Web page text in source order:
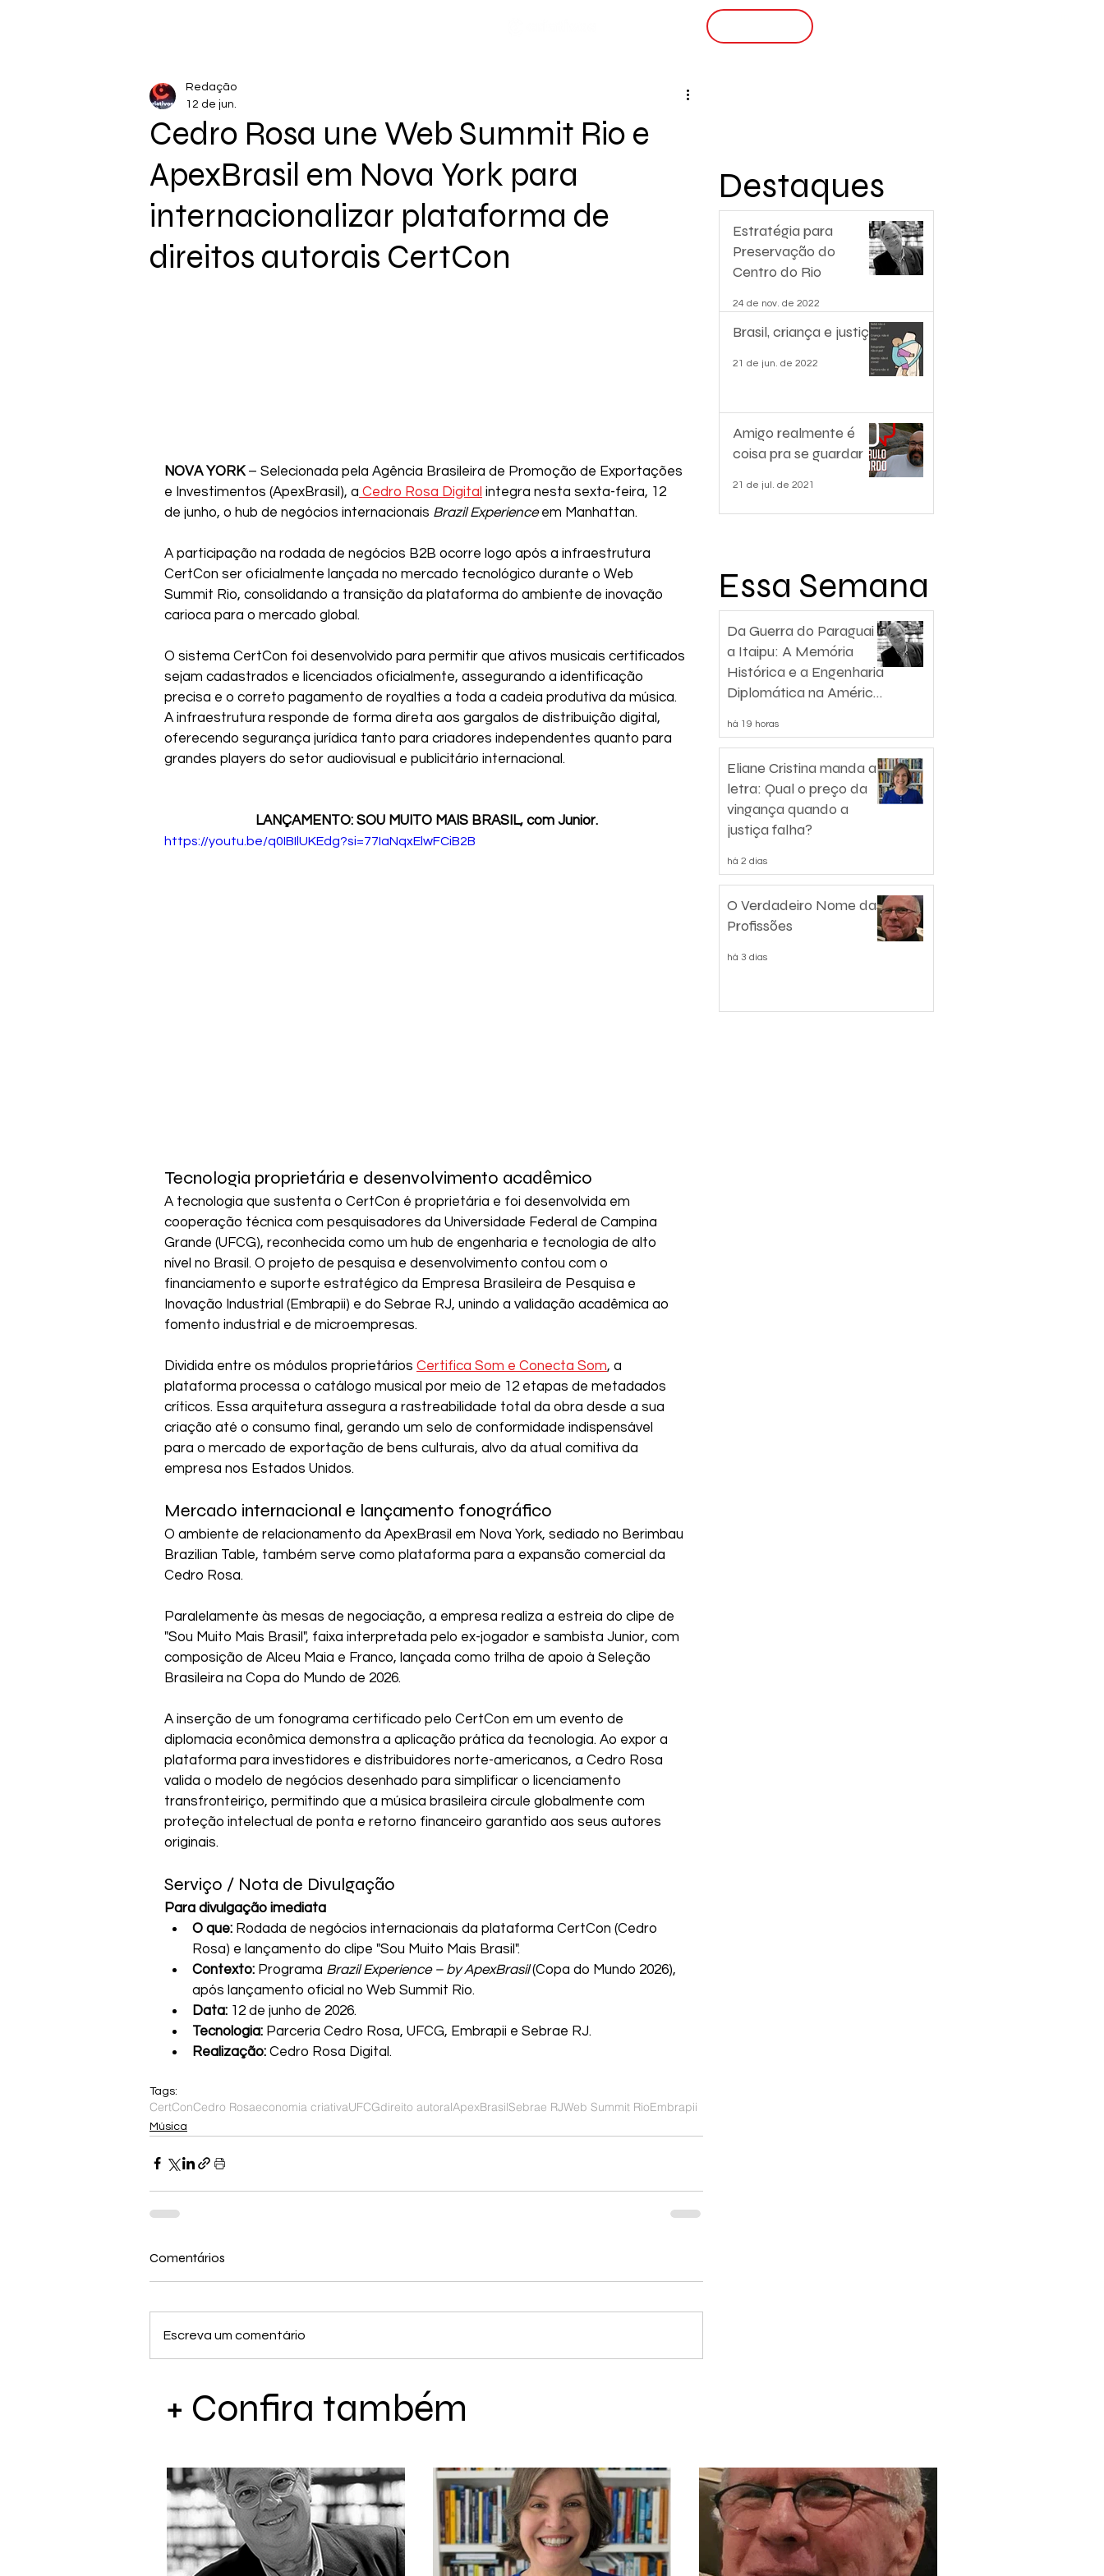
Cedro Rosa une Web Summit Rio e
ApexBrasil em Nova York para
internacionalizar plataforma de
direitos autorais CertCon
Redação
12 de jun.
NOVA YORK – Selecionada pela Agência Brasileira de Promoção de Exportações
e Investimentos (ApexBrasil), a Cedro Rosa Digital integra nesta sexta-feira, 12
de junho, o hub de negócios internacionais Brazil Experience em Manhattan.
A participação na rodada de negócios B2B ocorre logo após a infraestrutura
CertCon ser oficialmente lançada no mercado tecnológico durante o Web
Summit Rio, consolidando a transição da plataforma do ambiente de inovação
carioca para o mercado global.
O sistema CertCon foi desenvolvido para permitir que ativos musicais certificados
sejam cadastrados e licenciados oficialmente, assegurando a identificação
precisa e o correto pagamento de royalties a toda a cadeia produtiva da música.
A infraestrutura responde de forma direta aos gargalos de distribuição digital,
oferecendo segurança jurídica tanto para criadores independentes quanto para
grandes players do setor audiovisual e publicitário internacional.
LANÇAMENTO: SOU MUITO MAIS BRASIL, com Junior.
https://youtu.be/q0IBIlUKEdg?si=77IaNqxElwFCiB2B
Tecnologia proprietária e desenvolvimento acadêmico
A tecnologia que sustenta o CertCon é proprietária e foi desenvolvida em
cooperação técnica com pesquisadores da Universidade Federal de Campina
Grande (UFCG), reconhecida como um hub de engenharia e tecnologia de alto
nível no Brasil. O projeto de pesquisa e desenvolvimento contou com o
financiamento e suporte estratégico da Empresa Brasileira de Pesquisa e
Inovação Industrial (Embrapii) e do Sebrae RJ, unindo a validação acadêmica ao
fomento industrial e de microempresas.
Dividida entre os módulos proprietários Certifica Som e Conecta Som, a
plataforma processa o catálogo musical por meio de 12 etapas de metadados
críticos. Essa arquitetura assegura a rastreabilidade total da obra desde a sua
criação até o consumo final, gerando um selo de conformidade indispensável
para o mercado de exportação de bens culturais, alvo da atual comitiva da
empresa nos Estados Unidos.
Mercado internacional e lançamento fonográfico
O ambiente de relacionamento da ApexBrasil em Nova York, sediado no Berimbau
Brazilian Table, também serve como plataforma para a expansão comercial da
Cedro Rosa.
Paralelamente às mesas de negociação, a empresa realiza a estreia do clipe de
"Sou Muito Mais Brasil", faixa interpretada pelo ex-jogador e sambista Junior, com
composição de Alceu Maia e Franco, lançada como trilha de apoio à Seleção
Brasileira na Copa do Mundo de 2026.
A inserção de um fonograma certificado pelo CertCon em um evento de
diplomacia econômica demonstra a aplicação prática da tecnologia. Ao expor a
plataforma para investidores e distribuidores norte-americanos, a Cedro Rosa
valida o modelo de negócios desenhado para simplificar o licenciamento
transfronteiriço, permitindo que a música brasileira circule globalmente com
proteção intelectual de ponta e retorno financeiro garantido aos seus autores
originais.
Serviço / Nota de Divulgação
Para divulgação imediata
O que: Rodada de negócios internacionais da plataforma CertCon (Cedro
Rosa) e lançamento do clipe "Sou Muito Mais Brasil".
Contexto: Programa Brazil Experience – by ApexBrasil (Copa do Mundo 2026),
após lançamento oficial no Web Summit Rio.
Data: 12 de junho de 2026.
Tecnologia: Parceria Cedro Rosa, UFCG, Embrapii e Sebrae RJ.
Realização: Cedro Rosa Digital.
Tags:
CertConCedro Rosaeconomia criativaUFCGdireito autoralApexBrasilSebrae RJWeb Summit RioEmbrapii
Música
Comentários
Escreva um comentário
Estratégia para
Preservação do
Centro do Rio
24 de nov. de 2022
Brasil, criança e justiça.
21 de jun. de 2022
Amigo realmente é
coisa pra se guardar
21 de jul. de 2021
+ Confira também
Destaques
Da Guerra do Paraguai
a Itaipu: A Memória
Histórica e a Engenharia
Diplomática na América
há 19 horas
Eliane Cristina manda a
letra: Qual o preço da
vingança quando a
justiça falha?
há 2 dias
O Verdadeiro Nome das
Profissões
há 3 dias
Essa Semana